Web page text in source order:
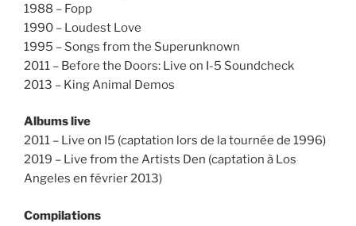
1988 – Fopp
1990 – Loudest Love
1995 – Songs from the Superunknown
2011 – Before the Doors: Live on I-5 Soundcheck
2013 – King Animal Demos
Albums live
2011 – Live on I5 (captation lors de la tournée de 1996)
2019 – Live from the Artists Den (captation à Los
Angeles en février 2013)
Compilations